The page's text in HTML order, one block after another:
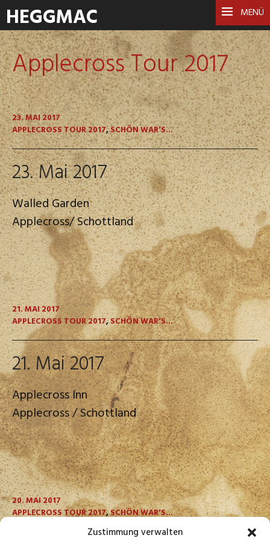
Zustimmung verwalten
MENÜ
HEGGMAC
Applecross Tour 2017
23. MAI 2017
APPLECROSS TOUR 2017,SCHÖN WAR'S...
23. Mai 2017
Walled Garden
Applecross/ Schottland
21. MAI 2017
APPLECROSS TOUR 2017,SCHÖN WAR'S...
21. Mai 2017
Applecross Inn
Applecross / Schottland
20. MAI 2017
APPLECROSS TOUR 2017,SCHÖN WAR'S...